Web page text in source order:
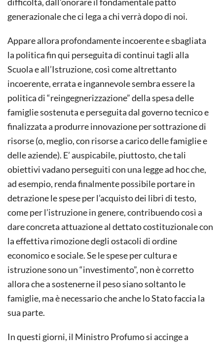
generazionale che ci lega a chi verrà dopo di noi.
Appare allora profondamente incoerente e sbagliata
la politica fin qui perseguita di continui tagli alla
Scuola e all’Istruzione, così come altrettanto
incoerente, errata e ingannevole sembra essere la
politica di “reingegnerizzazione” della spesa delle
famiglie sostenuta e perseguita dal governo tecnico e
finalizzata a produrre innovazione per sottrazione di
risorse (o, meglio, con risorse a carico delle famiglie e
delle aziende). E’ auspicabile, piuttosto, che tali
obiettivi vadano perseguiti con una legge ad hoc che,
ad esempio, renda finalmente possibile portare in
detrazione le spese per l’acquisto dei libri di testo,
come per l’istruzione in genere, contribuendo così a
dare concreta attuazione al dettato costituzionale con
la effettiva rimozione degli ostacoli di ordine
economico e sociale. Se le spese per cultura e
istruzione sono un “investimento”, non è corretto
allora che a sostenerne il peso siano soltanto le
famiglie, ma è necessario che anche lo Stato faccia la
sua parte.
In questi giorni, il Ministro Profumo si accinge a